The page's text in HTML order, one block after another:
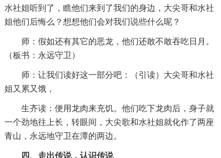
水社姐听到了，瞧他们来到了我们的身边，大尖哥和水社
姐他们后悔么？想想他们会对我们说些什么呢？
师：假如还有其它的恶龙，他们还敢不敢吞吃日月。
（板书：永远守卫）
师：让我们读好这一部分吧：（引读）大尖哥和水社
姐又累又饿，
生齐读：便用龙肉来充饥。他们吃下龙肉后，身子就
一个劲地往上长，转眼间，大尖歌和水社姐就化作了两座
青山，永远地守卫在潭的两边。
四、走出传说，认识传说